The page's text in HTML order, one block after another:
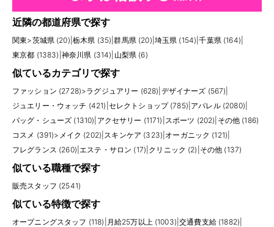
近隣の都道府県で探す
関東>茨城県 (20) 栃木県 (35) |群馬県 (20) 埼玉県 (154) |千葉県 (164)
東京都 (1383) 神奈川県 (314) 山梨県 (6)
似ているカテゴリで探す
ファッション (2728)>ラグジュアリー (628) デザイナーズ (567)
ジュエリー・ウォッチ (421) セレクトショップ (785) アパレル (2080)
バッグ・シューズ (1310) アクセサリー (1171) スポーツ (202) その他 (186)
コスメ (391)> メイク (202) スキンケア (323) オーガニック (121)
フレグランス (260) エステ・サロン (17) クリニック (2) その他 (137)
似ている職種で探す
販売スタッフ (2541)
似ている特徴で探す
オープニングスタッフ (118) 月給25万以上 (1003) |交通費支給 (1882)